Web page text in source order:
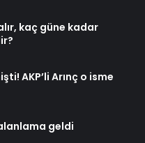
kaç güne kadar
AKP’li Arınç o isme
geldi